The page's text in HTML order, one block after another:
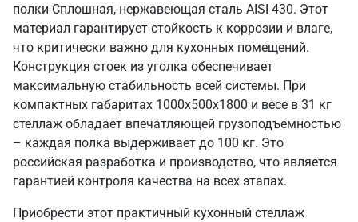
полки Сплошная, нержавеющая сталь AISI 430. Этот
материал гарантирует стойкость к коррозии и влаге,
что критически важно для кухонных помещений.
Конструкция стоек из уголка обеспечивает
максимальную стабильность всей системы. При
компактных габаритах 1000х500х1800 и весе в 31 кг
стеллаж обладает впечатляющей грузоподъемностью
– каждая полка выдерживает до 100 кг. Это
российская разработка и производство, что является
гарантией контроля качества на всех этапах.
Приобрести этот практичный кухонный стеллаж